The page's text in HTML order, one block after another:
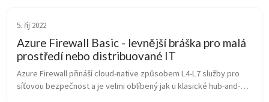
5. říj 2022
Azure Firewall Basic - levnější bráška pro malá
prostředí nebo distribuované IT
Azure Firewall přináší cloud-native způsobem L4-L7 služby pro
síťovou bezpečnost a je velmi oblíbený jak u klasické hub-and-